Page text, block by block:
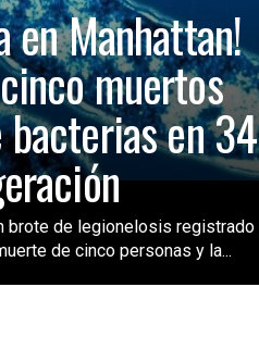
en Manhattan!
muertos
en 34
brote de legionelosis registrado
de cinco personas y la...